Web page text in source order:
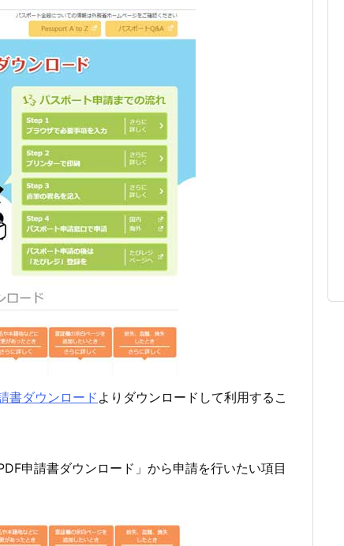
書ダウンロード よりダウンロードして利用するこ
申請書ダウンロード」から申請を行いたい項目